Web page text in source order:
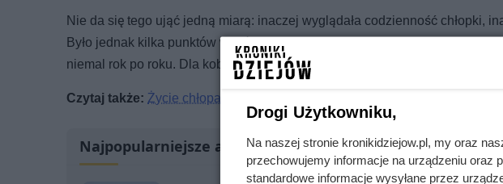
Nie da się tego ująć jedną miarą: inaczej wyglądała codzienność chłopki,
Było jednak kilka punktów wspólnych – bardzo wczesne małżeństwa,
niemal rok po roku. Dla kobiet na wsi taki rytm życia bywał po prostu
Czytaj także: Życie chłopa pańszczyźnianego – jak naprawdę wyglądała
Najpopularniejsze artykuły
Drogi Użytkowniku,
Na naszej stronie kronikidziejow.pl, my oraz
przechowujemy informacje na urządzeniu oraz
standardowe informacje wysyłane przez